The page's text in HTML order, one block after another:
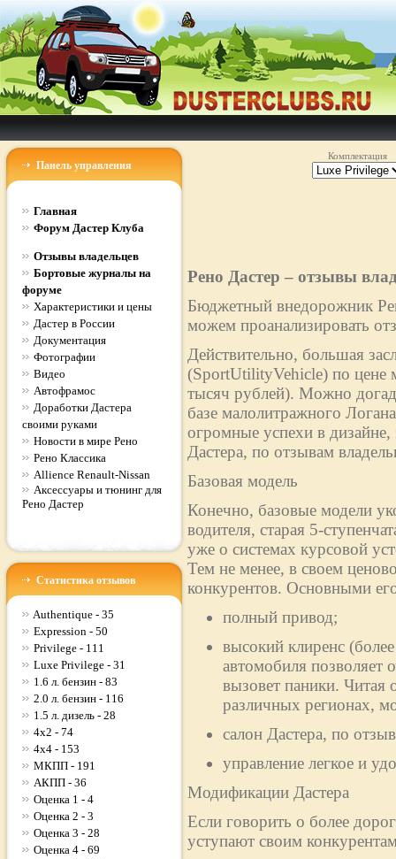
Панель управления
Главная
Форум Дастер Клуба
Отзывы владельцев
Бортовые журналы на
форуме
Характеристики и цены
Дастер в России
Документация
Фотографии
Видео
Автофрамос
Доработки Дастера
своими руками
Новости в мире Рено
Рено Классика
Allience Renault-Nissan
Аксессуары и тюнинг для
Рено Дастер
Статистика отзывов
Authentique - 35
Expression - 50
Privilege - 111
Luxe Privilege - 31
1.6 л. бензин - 83
2.0 л. бензин - 116
1.5 л. дизель - 28
4x2 - 74
4x4 - 153
МКПП - 191
АКПП - 36
Оценка 1 - 4
Оценка 2 - 3
Оценка 3 - 28
Оценка 4 - 69
Комплектация
Рено Дастер – отзывы
Бюджетный внедорожник
можем проанализировать
Действительно, большая
(SportUtilityVehicle) по цене
тысяч рублей). Можно
базе малолитражного
огромные успехи в
Дастера, по отзывам
Базовая модель
Конечно, базовые модели
водителя, старая 5-
уже о системах курсовой
Тем не менее, в своем
конкурентов. Основными
полный привод;
высокий клиренс
автомобиля позволяет
вызовет паники. Читая
различных регионах,
салон Дастера, по
управление легкое и
Модификации Дастера
Если говорить о более
уступают своим